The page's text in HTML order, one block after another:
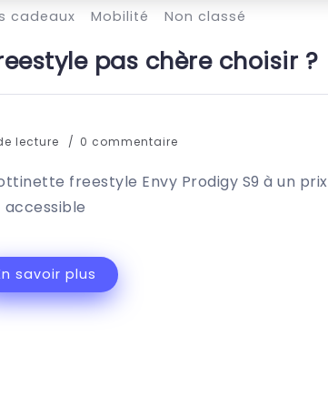
cadeaux Mobilité Non classé
pas chère choisir ?
lecture 0 commentaire
freestyle Envy Prodigy S9 à un prix
accessible
savoir plus